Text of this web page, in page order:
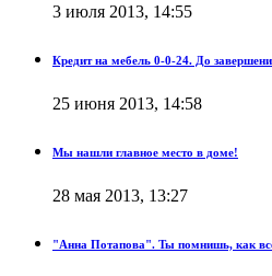
3 июля 2013, 14:55
Кредит на мебель 0-0-24. До
25 июня 2013, 14:58
Мы нашли главное место в доме!
28 мая 2013, 13:27
"Анна Потапова". Ты помнишь, как